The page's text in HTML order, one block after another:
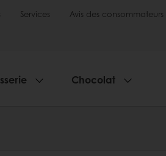
Services Avis des consommateurs
Chocolat